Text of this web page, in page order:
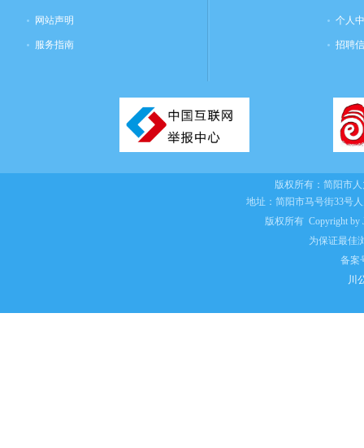
网站声明
服务指南
个人
招聘
版权所有：简阳市
地址：简阳市马号街33号
版权所有 Copyright by
为保证最佳
备案
川